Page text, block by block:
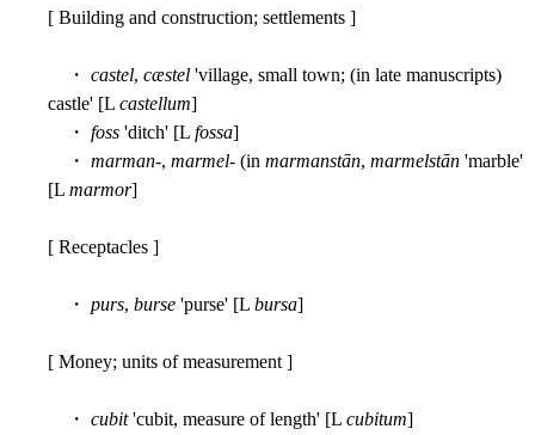
[ Building and construction; settlements ]
・ castel, cæstel 'village, small town; (in late manuscripts)
castle' [L castellum]
・ foss 'ditch' [L fossa]
・ marman-, marmel- (in marmanstān, marmelstān 'marble'
[L marmor]
[ Receptacles ]
・ purs, burse 'purse' [L bursa]
[ Money; units of measurement ]
・ cubit'cubit, measure of length' [L cubitum]